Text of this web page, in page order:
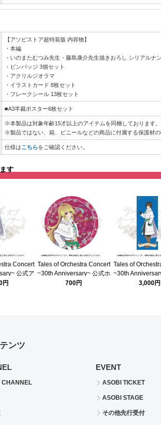
【アソビストア超特装版 内容物】
・本編
・いのまたむつみ先生・藤島康介先生描きおろし シリアル
・ピンバッジ 3個セット
・アクリルジオラマ
・イラストカード 8枚セット
・フレークシール 13枚セット
■A3半裁ポスター6枚セット
※本製品は対象年齢15才以上のアイテムを同梱しております
※製品ではない、箱、ビニールなどの商品に付属する保護材
仕様はこちらをご確認ください。
す
Concert
公式ア
(エクシリア
円
Tales of Orchestra Concert
~30th Anniversary~ 公式ホ
ログラム缶バッジ(エクシリ
700円
Tales of
~30th
ルグラフィック
3,000円
ンツ
CHANNEL
EVENT
ASOBI TICKET
ASOBI STAGE
その他先行受付